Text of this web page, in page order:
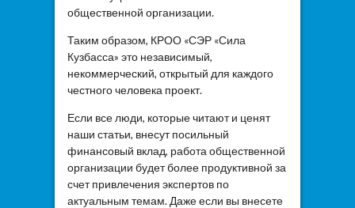
общественной организации.
Таким образом, КРОО «СЭР «Сила
Кузбасса» это независимый,
некоммерческий, открытый для каждого
честного человека проект.
Если все люди, которые читают и ценят
наши статьи, внесут посильный
финансовый вклад, работа общественной
организации будет более продуктивной за
счет привлечения экспертов по
актуальным темам. Даже если вы внесете